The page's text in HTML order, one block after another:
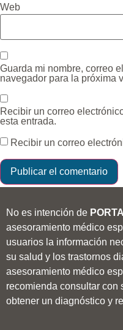
Web
Guarda mi nombre, correo
navegador para la próxima
Recibir un correo
esta entrada.
Recibir un correo
No es intención de
asesoramiento médico
usuarios la información
su salud y los trastornos
asesoramiento médico
recomienda consultar con
obtener un diagnóstico y